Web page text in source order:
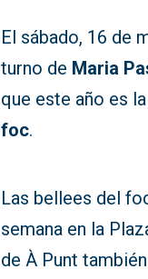
El sábado, 16 de
turno de Maria
que este año es
foc.
Las bellees del
semana en la
de À Punt